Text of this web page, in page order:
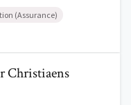
(Assurance)
Christiaens Langlet
Christiaens